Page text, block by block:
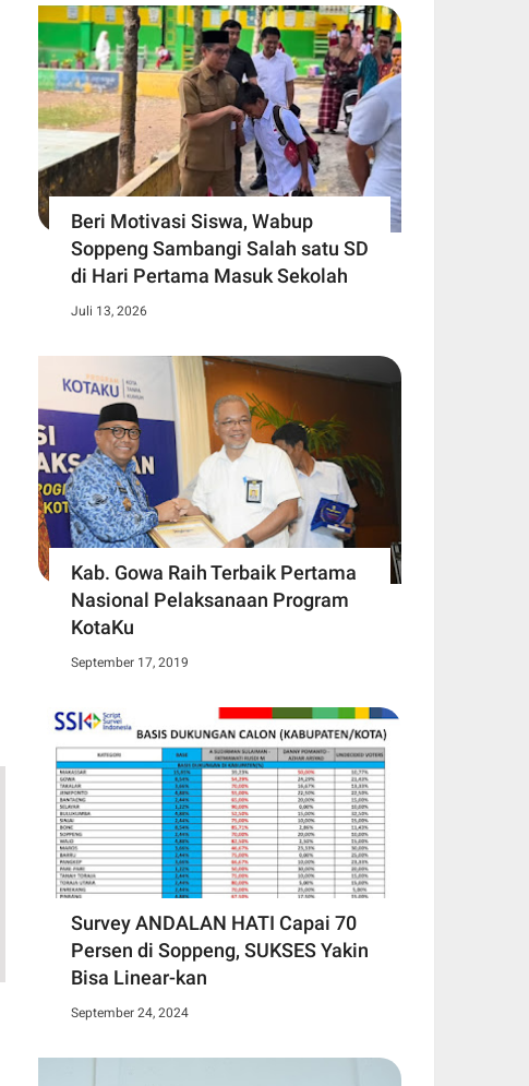
Beri Motivasi Siswa, Wabup
Soppeng Sambangi Salah satu SD
di Hari Pertama Masuk Sekolah
Juli 13, 2026
Kab. Gowa Raih Terbaik Pertama
Nasional Pelaksanaan Program
KotaKu
September 17, 2019
Survey ANDALAN HATI Capai 70
Persen di Soppeng, SUKSES Yakin
Bisa Linear-kan
September 24, 2024